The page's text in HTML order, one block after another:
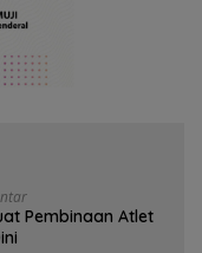
Pembinaan Atlet